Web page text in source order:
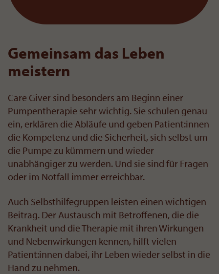
Gemeinsam das Leben
meistern
Care Giver sind besonders am Beginn einer
Pumpentherapie sehr wichtig. Sie schulen genau
ein, erklären die Abläufe und geben Patient:innen
die Kompetenz und die Sicherheit, sich selbst um
die Pumpe zu kümmern und wieder
unabhängiger zu werden. Und sie sind für Fragen
oder im Notfall immer erreichbar.
Auch Selbsthilfegruppen leisten einen wichtigen
Beitrag. Der Austausch mit Betroffenen, die die
Krankheit und die Therapie mit ihren Wirkungen
und Nebenwirkungen kennen, hilft vielen
Patient:innen dabei, ihr Leben wieder selbst in die
Hand zu nehmen.